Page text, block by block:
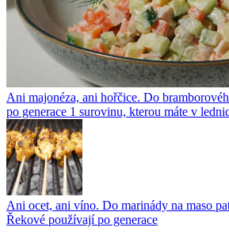
Ani majonéza, ani hořčice. Do
po generace 1 surovinu, kterou máte v
Ani ocet, ani víno. Do marinády na maso
Řekové používají po generace